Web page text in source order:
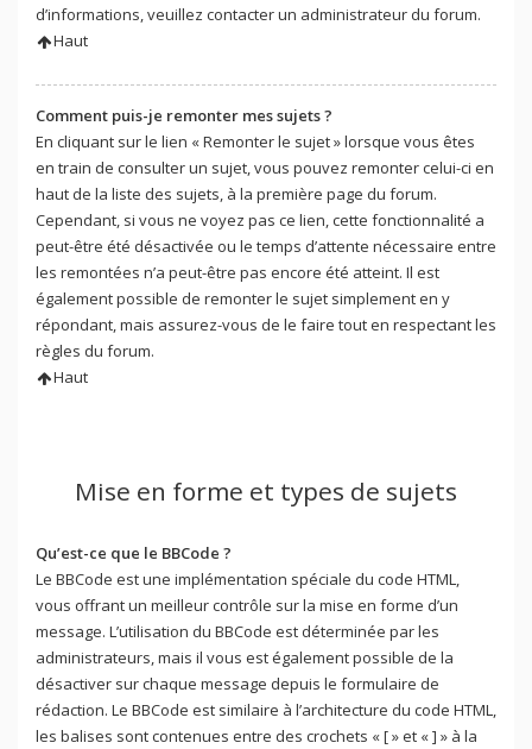
d’informations, veuillez contacter un administrateur du forum.
Haut
Comment puis-je remonter mes sujets ?
En cliquant sur le lien « Remonter le sujet » lorsque vous êtes
en train de consulter un sujet, vous pouvez remonter celui-ci en
haut de la liste des sujets, à la première page du forum.
Cependant, si vous ne voyez pas ce lien, cette fonctionnalité a
peut-être été désactivée ou le temps d’attente nécessaire entre
les remontées n’a peut-être pas encore été atteint. Il est
également possible de remonter le sujet simplement en y
répondant, mais assurez-vous de le faire tout en respectant les
règles du forum.
Haut
Mise en forme et types de sujets
Qu’est-ce que le BBCode ?
Le BBCode est une implémentation spéciale du code HTML,
vous offrant un meilleur contrôle sur la mise en forme d’un
message. L’utilisation du BBCode est déterminée par les
administrateurs, mais il vous est également possible de la
désactiver sur chaque message depuis le formulaire de
rédaction. Le BBCode est similaire à l’architecture du code HTML,
les balises sont contenues entre des crochets « [ » et « ] » à la